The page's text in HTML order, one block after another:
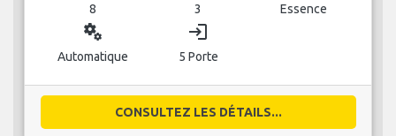
8 3 Essence
miscellaneous_services
Automatique
login
5 Porte
CONSULTEZ LES DÉTAILS...